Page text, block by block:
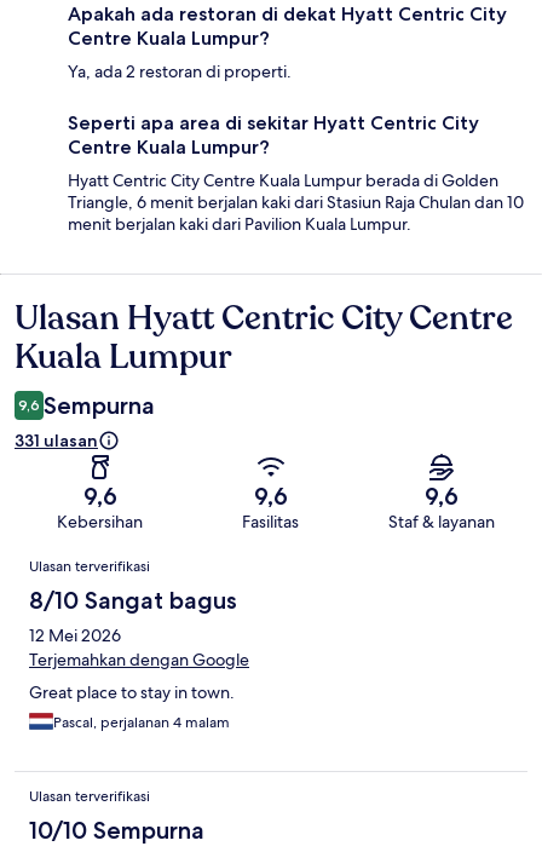
Apakah ada restoran di dekat Hyatt Centric City
Centre Kuala Lumpur?
Ya, ada 2 restoran di properti.
Seperti apa area di sekitar Hyatt Centric City
Centre Kuala Lumpur?
Hyatt Centric City Centre Kuala Lumpur berada di Golden
Triangle, 6 menit berjalan kaki dari Stasiun Raja Chulan dan 10
menit berjalan kaki dari Pavilion Kuala Lumpur.
Ulasan
Ulasan Hyatt Centric City Centre
Kuala Lumpur
9,6 Sempurna
331 ulasan
9,6
Kebersihan
9,6
Fasilitas
9,6
Staf & layanan
Ulasan
Ulasan terverifikasi
8/10 Sangat bagus
12 Mei 2026
Terjemahkan dengan Google
Great place to stay in town.
Pascal, perjalanan 4 malam
Ulasan terverifikasi
10/10 Sempurna